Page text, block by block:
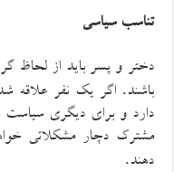
تناسب سیاسی
دختر و پسر باید از لحاظ
باشند.اگر یک نفر علاقه
دارد و برای دیگری سیاست
مشترک دچار مشکلاتی
دهند.